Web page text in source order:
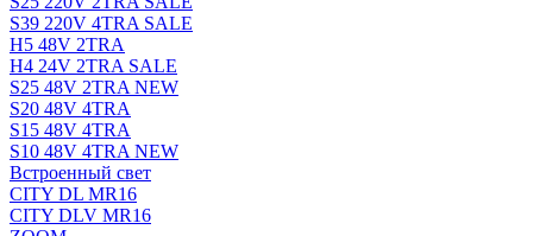
S39 220V 4TRA SALE
H5 48V 2TRA
H4 24V 2TRA SALE
S25 48V 2TRA NEW
S20 48V 4TRA
S15 48V 4TRA
S10 48V 4TRA NEW
Встроенный свет
CITY DL MR16
CITY DLV MR16